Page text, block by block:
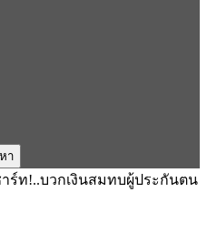
ร์ท!..บวกเงินสมทบผู้ประกันตน